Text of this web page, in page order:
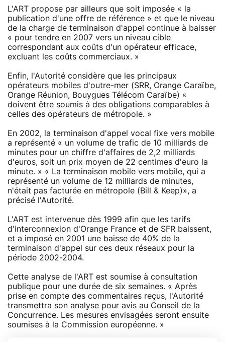
L'ART propose par ailleurs que soit imposée « la
publication d'une offre de référence » et que le niveau
de la charge de terminaison d'appel continue à baisser
« pour tendre en 2007 vers un niveau cible
correspondant aux coûts d'un opérateur efficace,
excluant les coûts commerciaux. »
Enfin, l'Autorité considère que les principaux
opérateurs mobiles d'outre-mer (SRR, Orange Caraïbe,
Orange Réunion, Bouygues Télécom Caraïbe) «
doivent être soumis à des obligations comparables à
celles des opérateurs de métropole. »
En 2002, la terminaison d'appel vocal fixe vers mobile
a représenté « un volume de trafic de 10 milliards de
minutes pour un chiffre d'affaires de 2,2 milliards
d'euros, soit un prix moyen de 22 centimes d'euro la
minute. » « La terminaison mobile vers mobile, qui a
représenté un volume de 12 milliards de minutes,
n'était pas facturée en métropole (Bill & Keep)», a
précisé l'Autorité.
L'ART est intervenue dès 1999 afin que les tarifs
d'interconnexion d'Orange France et de SFR baissent,
et a imposé en 2001 une baisse de 40% de la
terminaison d'appel sur ces deux réseaux pour la
période 2002-2004.
Cette analyse de l'ART est soumise à consultation
publique pour une durée de six semaines. « Après
prise en compte des commentaires reçus, l'Autorité
transmettra son analyse pour avis au Conseil de la
Concurrence. Les mesures envisagées seront ensuite
soumises à la Commission européenne. »